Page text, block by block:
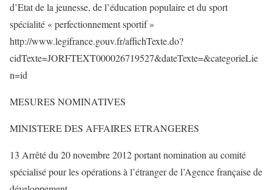
d’Etat de la jeunesse, de l’éducation populaire et du sport
spécialité « perfectionnement sportif »
http://www.legifrance.gouv.fr/affichTexte.do?
cidTexte=JORFTEXT000026719527&dateTexte=&categorieLie
n=id
MESURES NOMINATIVES
MINISTERE DES AFFAIRES ETRANGERES
13 Arrêté du 20 novembre 2012 portant nomination au comité
spécialisé pour les opérations à l’étranger de l’Agence française de